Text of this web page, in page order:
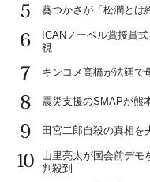
5
葵つかさが「松潤とは
6
ICANノーベル賞授賞
視
7
キンコメ高橋が法廷で
8
震災支援のSMAPが熊
9
田宮二郎自殺の真相を
10
山里亮太が国会前デモ
判殺到